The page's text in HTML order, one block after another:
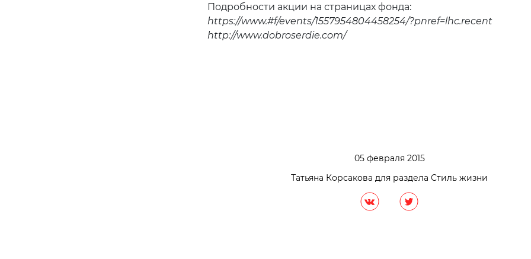
Подробности акции на страницах фонда:
https://www.#f/events/1557954804458254/?pnref=lhc.recent
http://www.dobroserdie.com/
05 февраля 2015
Татьяна Корсакова для раздела Стиль жизни